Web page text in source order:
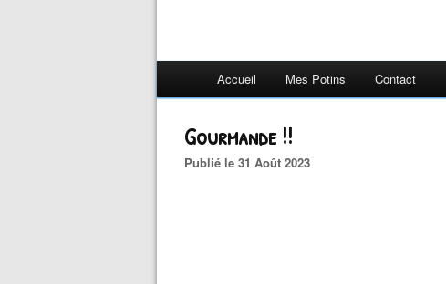
Accueil Mes Potins Contact
Gourmande !!
Publié le 31 Août 2023